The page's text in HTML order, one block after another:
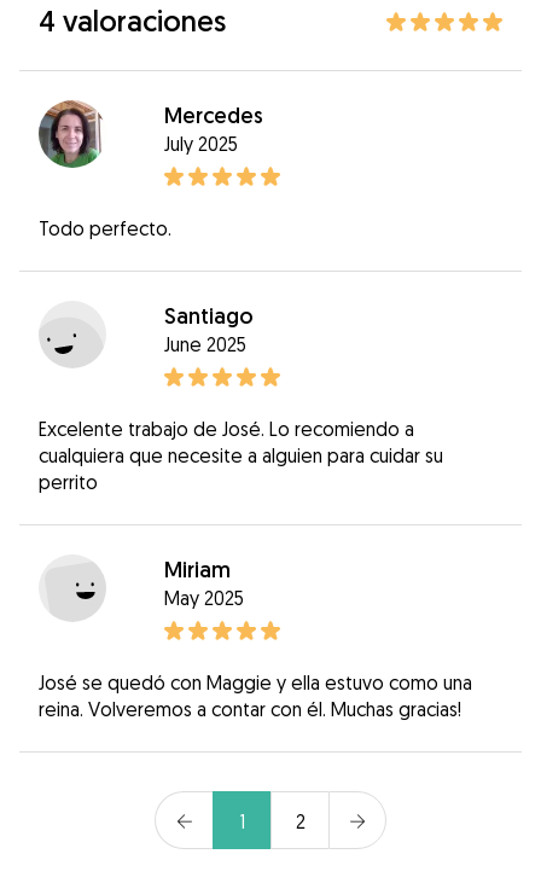
4 valoraciones
Mercedes
July 2025
Todo perfecto.
Santiago
June 2025
Excelente trabajo de José. Lo recomiendo a
cualquiera que necesite a alguien para cuidar su
perrito
Miriam
May 2025
José se quedó con Maggie y ella estuvo como una
reina. Volveremos a contar con él. Muchas gracias!
1 2